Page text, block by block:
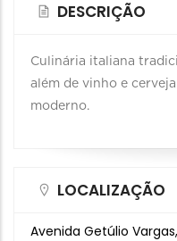
DESCRIÇÃO
Culinária italiana
além de vinho e
moderno.
LOCALIZAÇÃO
Avenida Getúlio